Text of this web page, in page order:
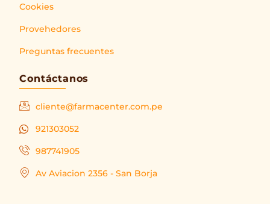
Cookies
Provehedores
Preguntas frecuentes
Contáctanos
cliente@farmacenter.com.pe
921303052
987741905
Av Aviacion 2356 - San Borja